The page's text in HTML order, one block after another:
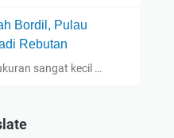
Bordil, Pulau
Rebutan
sangat kecil …